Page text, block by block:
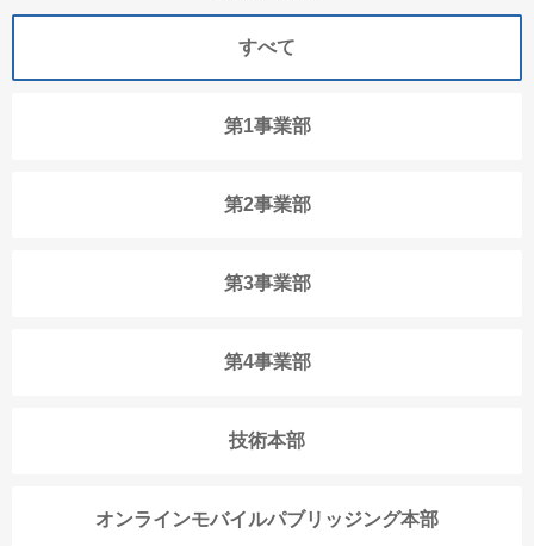
すべて
第1事業部
第2事業部
第3事業部
第4事業部
技術本部
オンラインモバイルパブリッジング本部